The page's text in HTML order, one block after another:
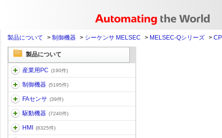
製品について > 制御機器 > シーケンサ MELSEC > MELSEC-Qシリーズ >
製品について
産業用PC (190件)
制御機器 (5195件)
FAセンサ (39件)
駆動機器 (7240件)
HMI (8325件)